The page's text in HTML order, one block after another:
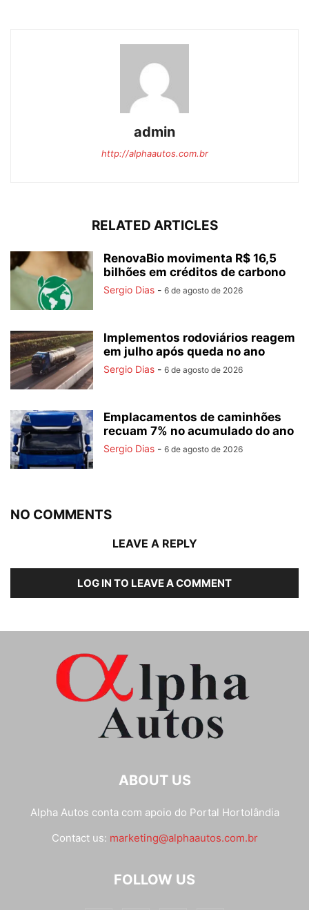
admin
http://alphaautos.com.br
RELATED ARTICLES
RenovaBio movimenta R$ 16,5
bilhões em créditos de carbono
Sergio Dias - 6 de agosto de 2026
Implementos rodoviários reagem
em julho após queda no ano
Sergio Dias - 6 de agosto de 2026
Emplacamentos de caminhões
recuam 7% no acumulado do ano
Sergio Dias - 6 de agosto de 2026
NO COMMENTS
LEAVE A REPLY
LOG IN TO LEAVE A COMMENT
ABOUT US
Alpha Autos conta com apoio do Portal Hortolândia
Contact us: marketing@alphaautos.com.br
FOLLOW US